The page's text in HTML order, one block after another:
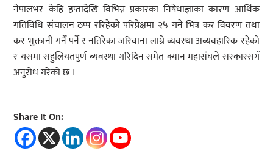
नेपालभर केहि हप्तादेखि विभिन्न प्रकारका निषेधाज्ञाका कारण आर्थिक
गतिविधि संचालन ठप्प ररिहेको परिप्रेक्षमा २५ गने भित्र कर विवरण तथा
कर भुक्तानी गर्नै पर्ने र नतिरेका जरिवाना लाग्ने व्यवस्था अब्यवहारिक रहेको
र यसमा सहुलियतपुर्ण ब्यवस्था गरिदिन समेत क्यान महासंघले सरकारसगँ
अनुरोध गरेको छ ।
Share It On: